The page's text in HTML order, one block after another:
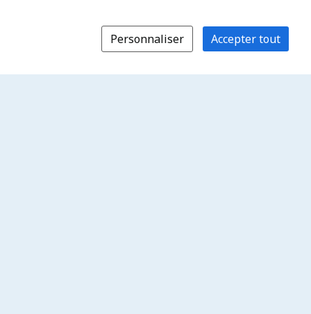
Personnaliser Accepter tout